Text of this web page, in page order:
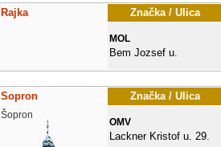
Rajka Značka / Ulica
MOL
Bem Jozsef u.
Sopron Značka / Ulica
Šopron
OMV
Lackner Kristof u. 29.